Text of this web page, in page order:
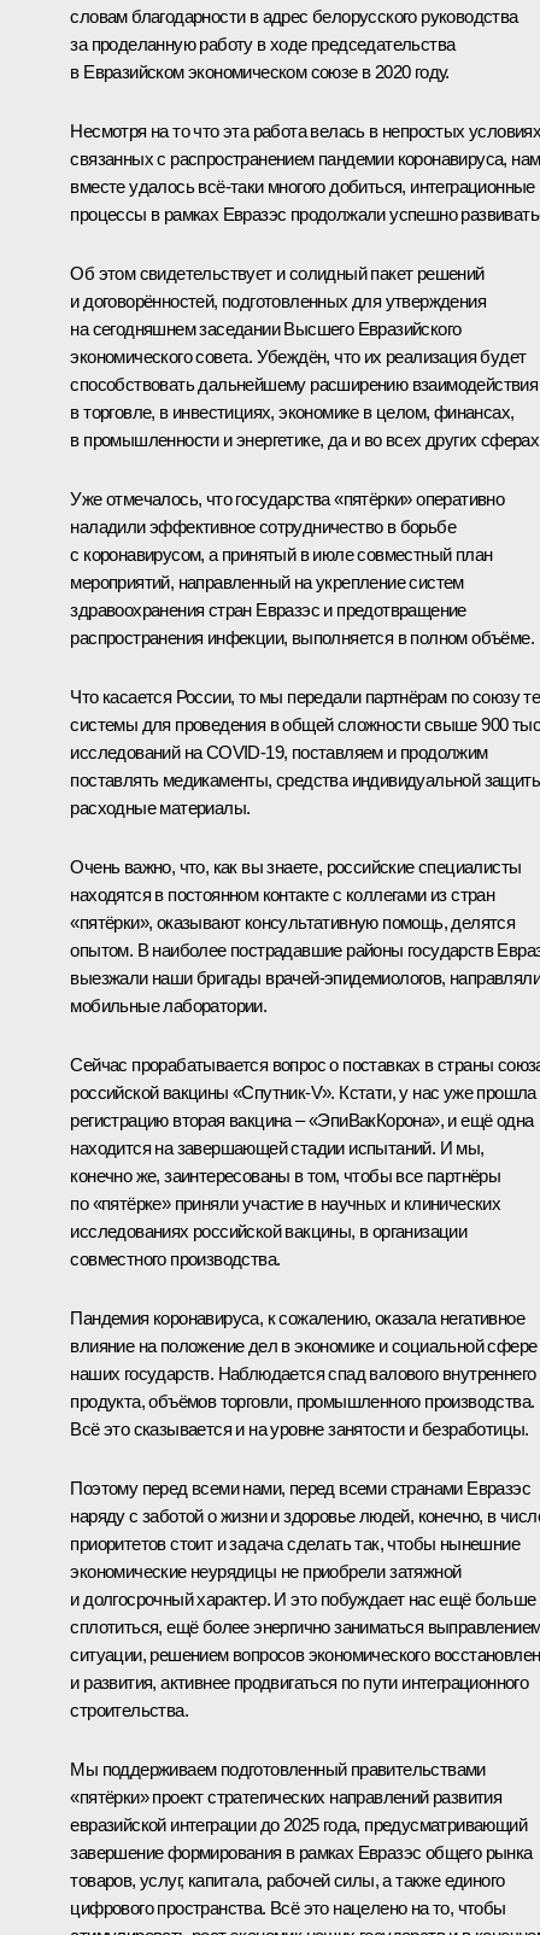
словам благодарности в адрес белорусского руководства
за проделанную работу в ходе председательства
в Евразийском экономическом союзе в 2020 году.
Несмотря на то что эта работа велась в непростых
связанных с распространением пандемии коронавируса, нам
вместе удалось всё-таки многого добиться, интеграционные
процессы в рамках Евразэс продолжали успешно
Об этом свидетельствует и солидный пакет решений
и договорённостей, подготовленных для утверждения
на сегодняшнем заседании Высшего Евразийского
экономического совета. Убеждён, что их реализация будет
способствовать дальнейшему расширению взаимодействия
в торговле, в инвестициях, экономике в целом, финансах,
в промышленности и энергетике, да и во всех других
Уже отмечалось, что государства «пятёрки» оперативно
наладили эффективное сотрудничество в борьбе
с коронавирусом, а принятый в июле совместный план
мероприятий, направленный на укрепление систем
здравоохранения стран Евразэс и предотвращение
распространения инфекции, выполняется в полном объёме.
Что касается России, то мы передали партнёрам по союзу
системы для проведения в общей сложности свыше 900
исследований на COVID-19, поставляем и продолжим
поставлять медикаменты, средства индивидуальной
расходные материалы.
Очень важно, что, как вы знаете, российские специалисты
находятся в постоянном контакте с коллегами из стран
«пятёрки», оказывают консультативную помощь, делятся
опытом. В наиболее пострадавшие районы государств
выезжали наши бригады врачей-эпидемиологов,
мобильные лаборатории.
Сейчас прорабатывается вопрос о поставках в страны
российской вакцины «Спутник-V». Кстати, у нас уже прошла
регистрацию вторая вакцина – «ЭпиВакКорона», и ещё одна
находится на завершающей стадии испытаний. И мы,
конечно же, заинтересованы в том, чтобы все партнёры
по «пятёрке» приняли участие в научных и клинических
исследованиях российской вакцины, в организации
совместного производства.
Пандемия коронавируса, к сожалению, оказала негативное
влияние на положение дел в экономике и социальной сфере
наших государств. Наблюдается спад валового внутреннего
продукта, объёмов торговли, промышленного производства.
Всё это сказывается и на уровне занятости и безработицы.
Поэтому перед всеми нами, перед всеми странами Евразэс
наряду с заботой о жизни и здоровье людей, конечно, в
приоритетов стоит и задача сделать так, чтобы нынешние
экономические неурядицы не приобрели затяжной
и долгосрочный характер. И это побуждает нас ещё больше
сплотиться, ещё более энергично заниматься
ситуации, решением вопросов экономического
и развития, активнее продвигаться по пути интеграционного
строительства.
Мы поддерживаем подготовленный правительствами
«пятёрки» проект стратегических направлений развития
евразийской интеграции до 2025 года, предусматривающий
завершение формирования в рамках Евразэс общего рынка
товаров, услуг, капитала, рабочей силы, а также единого
цифрового пространства. Всё это нацелено на то, чтобы